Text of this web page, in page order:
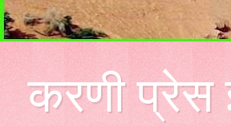
करणी प्रेस